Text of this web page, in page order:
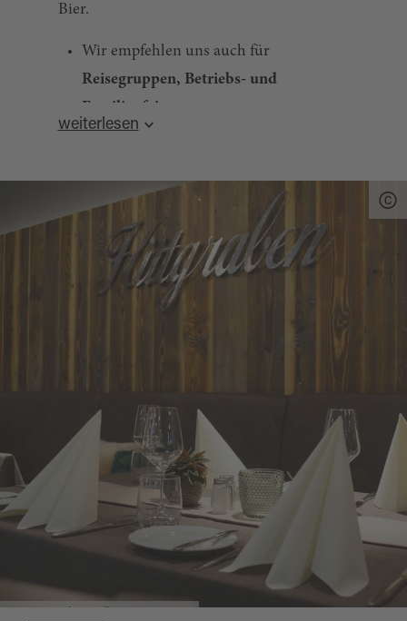
Bier.
Wir empfehlen uns auch für
Reisegruppen, Betriebs- und
Familienfeiern
durch geeignete Räumlichkeiten. Für
Bühne und entsprechender Bühnentechnik
NEU: große Terrasse mit Panoramablick
über das Oberviechtacher Land
direkt am Haus
XXL-PanoramaBank
weiterlesen